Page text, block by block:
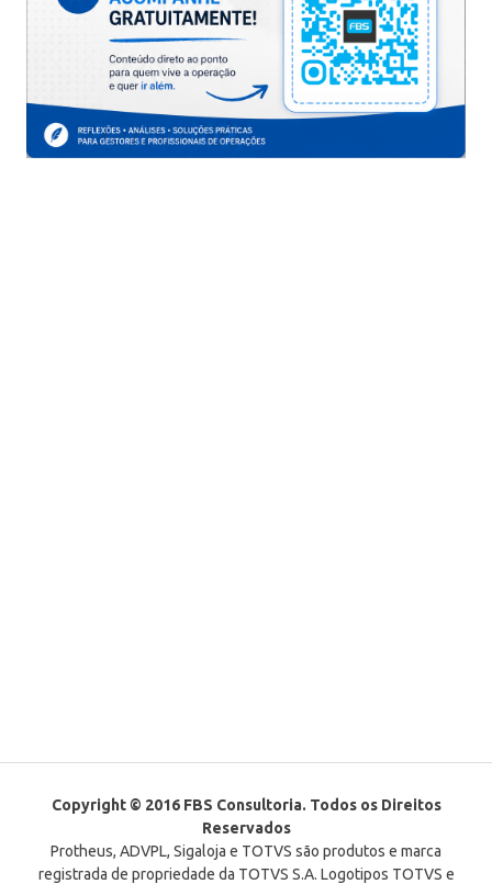
Copyright © 2016 FBS Consultoria. Todos os Direitos
Reservados
Protheus, ADVPL, Sigaloja e TOTVS são produtos e marca
registrada de propriedade da TOTVS S.A. Logotipos TOTVS e